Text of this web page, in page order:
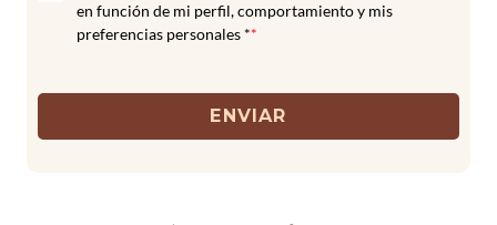
en función de mi perfil, comportamiento y mis
preferencias personales **
ENVIAR